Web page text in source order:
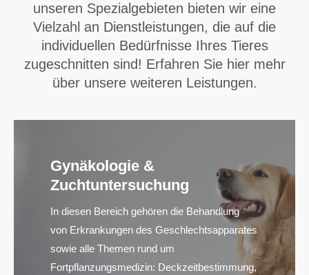
unseren Spezialgebieten bieten wir eine
Vielzahl an Dienstleistungen, die auf die
individuellen Bedürfnisse Ihres Tieres
zugeschnitten sind! Erfahren Sie hier mehr
über unsere weiteren Leistungen.
Gynäkologie &
Zuchtuntersuchung
In diesen Bereich gehören die Behandlung
von Erkrankungen des Geschlechtsapparates
sowie alle Themen rund um
Fortpflanzungsmedizin: Deckzeitbestimmung,